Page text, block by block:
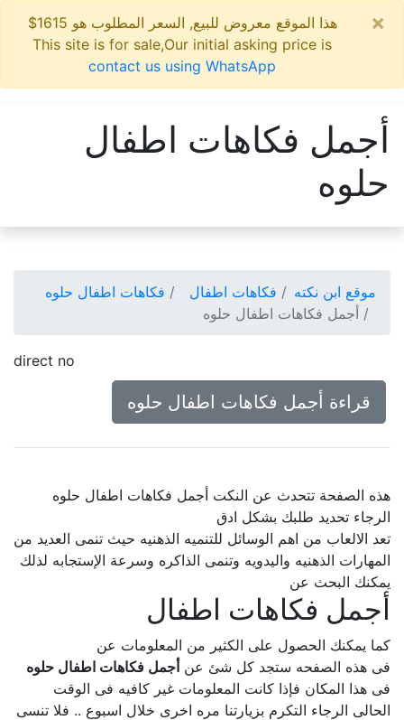
هذا الموقع معروض للبيع, السعر المطلوب هو 1615$
This site is for sale,Our initial asking price is
contact us using WhatsApp
أجمل فكاهات اطفال
حلوه
موقع ابن نكته فكاهات اطفال
فكاهات اطفال حلوه
أجمل فكاهات اطفال حلوه
direct no
قراءة أجمل فكاهات اطفال حلوه
هذه الصفحة تتحدث عن النكت أجمل فكاهات اطفال حلوه
الرجاء تحديد طلبك بشكل ادق
تعد الالعاب من اهم الوسائل للتنميه الذهنيه حيث تنمى العديد من
المهارات الذهنيه واليدويه وتنمى الذاكره وسرعة الإستجابه لذلك
يمكنك البحث عن
أجمل فكاهات اطفال
كما يمكنك الحصول على الكثير من المعلومات عن
فى هذه الصفحه ستجد كل شئ عنأجمل فكاهات اطفال حلوه
فى هذا المكان فإذا كانت المعلومات غير كافيه فى الوقت
الحالى الرجاء التكرم بزيارتنا مره اخرى خلال اسبوع .. فلا تنسى